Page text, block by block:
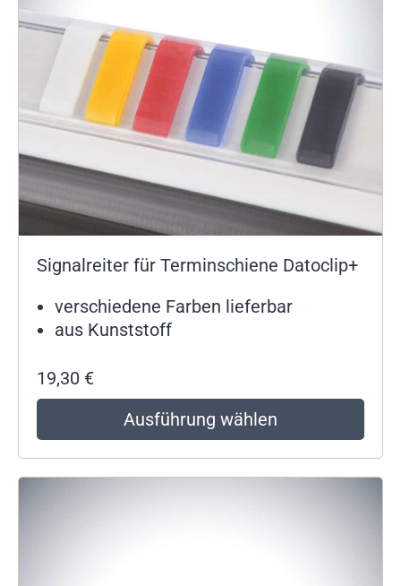
Signalreiter für Terminschiene Datoclip+
verschiedene Farben lieferbar
aus Kunststoff
19,30 €
Ausführung wählen